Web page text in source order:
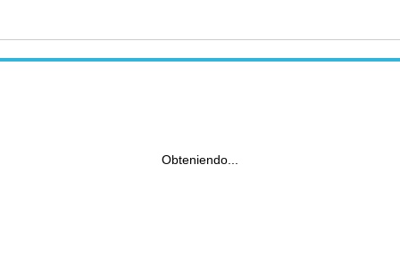
Obteniendo...